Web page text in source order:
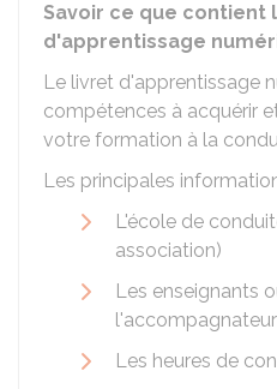
Savoir ce que contient
d'apprentissage
Le livret d'apprentissage
compétences à acquérir
votre formation à la
Les principales
L'école de
association)
Les enseignants
l'accompagnateur
Les heures de